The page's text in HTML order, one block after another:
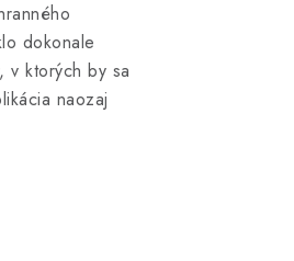
dokonale
v ktorých by sa
naozaj